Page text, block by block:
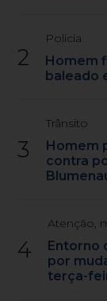
2
Polícia
Homem
baleado
3
Trânsito
Homem
contra
4
Atenção,
Entorno
por
terça-